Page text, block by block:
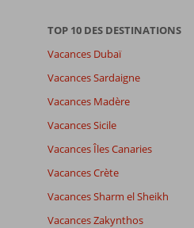
TOP 10 DES DESTINATIONS
Vacances Dubaï
Vacances Sardaigne
Vacances Madère
Vacances Sicile
Vacances Îles Canaries
Vacances Crète
Vacances Sharm el Sheikh
Vacances Zakynthos